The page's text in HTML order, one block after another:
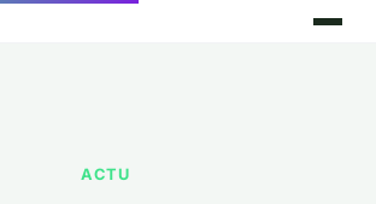
ACTU